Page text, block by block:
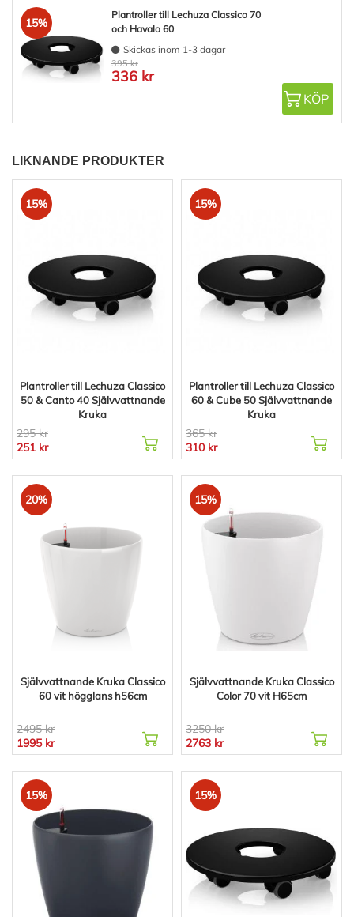
15%
Plantroller till Lechuza Classico 70
och Havalo 60
Skickas inom 1-3 dagar
395 kr
336 kr
KÖP
LIKNANDE PRODUKTER
15%
Plantroller till Lechuza Classico
50 & Canto 40 Självvattnande
Kruka
295 kr
251 kr
15%
Plantroller till Lechuza Classico
60 & Cube 50 Självvattnande
Kruka
365 kr
310 kr
20%
Självvattnande Kruka Classico
60 vit högglans h56cm
2495 kr
1995 kr
15%
Självvattnande Kruka Classico
Color 70 vit H65cm
3250 kr
2763 kr
15% 15%